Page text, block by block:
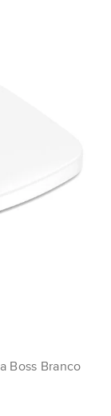
Boss Branco